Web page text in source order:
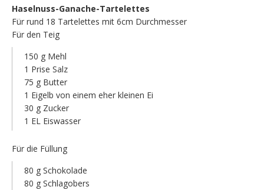
Haselnuss-Ganache-Tartelettes
Für rund 18 Tartelettes mit 6cm Durchmesser
Für den Teig
150 g Mehl
1 Prise Salz
75 g Butter
1 Eigelb von einem eher kleinen Ei
30 g Zucker
1 EL Eiswasser
Für die Füllung
80 g Schokolade
80 g Schlagobers